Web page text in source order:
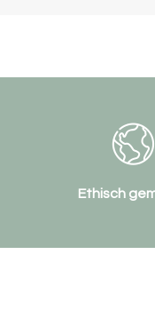
Ethisch